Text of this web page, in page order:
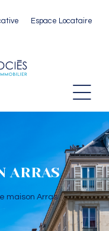
Espace Locataire
ARRAS
maison Arras